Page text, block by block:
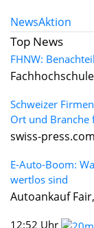
NewsAktion
Top News
FHNW:
Schweizer
Ort und Branche
swiss-
E-Auto-Boom:
wertlos sind
Autoankauf
12:52 Uhr